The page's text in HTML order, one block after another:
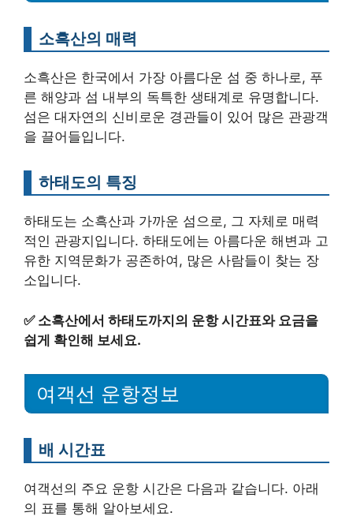
소흑산의 매력
소흑산은 한국에서 가장 아름다운 섬 중 하나로, 푸
른 해양과 섬 내부의 독특한 생태계로 유명합니다.
섬은 대자연의 신비로운 경관들이 있어 많은 관광객
을 끌어들입니다.
하태도의 특징
하태도는 소흑산과 가까운 섬으로, 그 자체로 매력
적인 관광지입니다. 하태도에는 아름다운 해변과 고
유한 지역문화가 공존하여, 많은 사람들이 찾는 장
소입니다.
✅ 소흑산에서 하태도까지의 운항 시간표와 요금을
쉽게 확인해 보세요.
여객선 운항정보
배 시간표
여객선의 주요 운항 시간은 다음과 같습니다. 아래
의 표를 통해 알아보세요.